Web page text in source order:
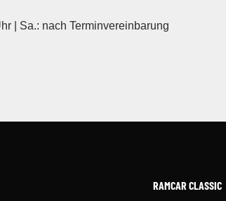
| Sa.: nach Terminvereinbarung
RAMCAR CLASSIC